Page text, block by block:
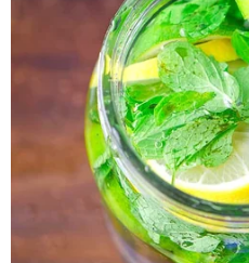
Euphoria: 5 datos que no
actriz que protagoniza
Zendaya que viene teniendo
algunos curiosidades que te
estadounidense.
Johnny Rodríguez